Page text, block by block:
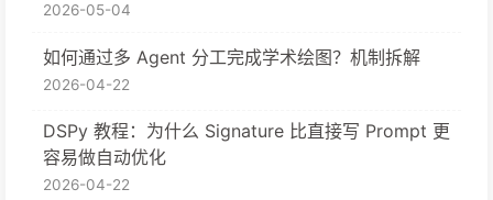
2026-05-04
如何通过多 Agent 分工完成学术绘图？机制拆解
2026-04-22
DSPy 教程：为什么 Signature 比直接写 Prompt 更
容易做自动优化
2026-04-22